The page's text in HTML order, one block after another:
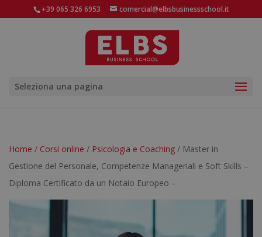
+39 065 326 6953 comercial@elbsbusinessschool.it
Seleziona una pagina
Home / Corsi online / Psicologia e Coaching / Master in
Gestione del Personale, Competenze Manageriali e Soft Skills –
Diploma Certificato da un Notaio Europeo –